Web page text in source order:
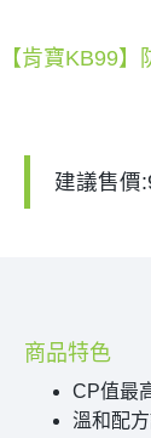
【肯寶KB99
建議售價
商品特色
CP值最
溫和配